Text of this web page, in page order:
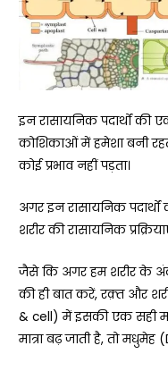
इन रासायनिक पदार्थों की
कोशिकाओं में हमेशा बनी
कोई प्रभाव नहीं पड़ता।
अगर इन रासायनिक पदार्थों
शरीर की रासायनिक
जैसे कि अगर हम शरीर के
की ही बात करें, रक़्त और
& cell) में इसकी एक सही
मात्रा बढ़ जाती है,तो मधुमेह